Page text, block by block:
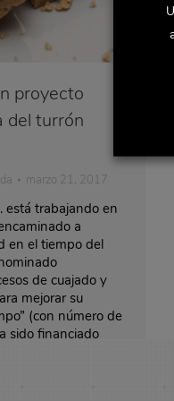
proyecto
del turrón
marzo 21, 2017
está trabajando en
a
en el tiempo del
de cuajado y
mejorar su
(con número de
sido financiado